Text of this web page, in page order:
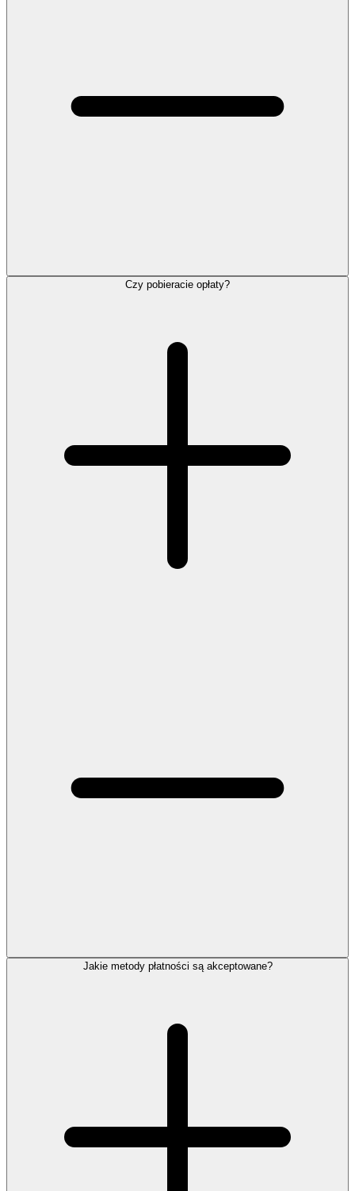
Czy pobieracie opłaty?
Jakie metody płatności są akceptowane?